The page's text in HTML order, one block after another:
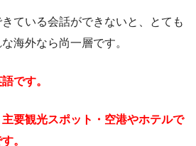
ている会話ができないと、とても
海外なら尚一層です。
です。
要観光スポット・空港やホテルで
。